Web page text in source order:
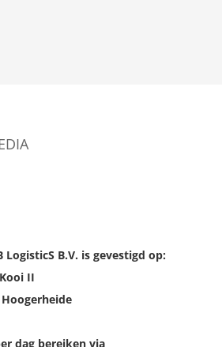
B.V. is gevestigd op:
II
Hoogerheide
dag bereiken via